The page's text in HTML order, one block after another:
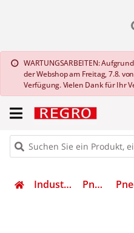
info WARTUNGSARBEITEN:
der Webshop am Freitag, 7.8.
Verfügung. Vielen Dank für Ihr
Industrietechnik Pneumatik